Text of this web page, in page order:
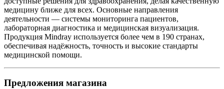
медицину ближе для всех. Основные направления
деятельности — системы мониторинга пациентов,
лабораторная диагностика и медицинская визуализация.
Продукция Mindray используется более чем в 190 странах,
обеспечивая надёжность, точность и высокие стандарты
медицинской помощи.
Предложения магазина